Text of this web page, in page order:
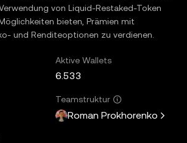
von Liquid-Restaked-Token
bieten, Prämien mit
und Renditeoptionen zu verdienen.
Aktive Wallets
6.533
Teamstruktur
Roman Prokhorenko